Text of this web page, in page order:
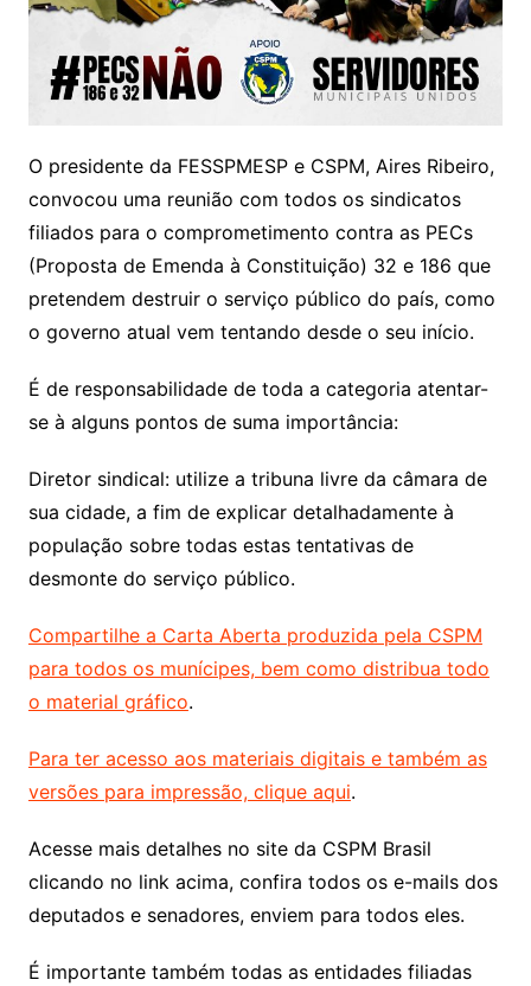
O presidente da FESSPMESP e CSPM, Aires Ribeiro,
convocou uma reunião com todos os sindicatos
filiados para o comprometimento contra as PECs
(Proposta de Emenda à Constituição) 32 e 186 que
pretendem destruir o serviço público do país, como
o governo atual vem tentando desde o seu início.
É de responsabilidade de toda a categoria atentar-
se à alguns pontos de suma importância:
Diretor sindical: utilize a tribuna livre da câmara de
sua cidade, a fim de explicar detalhadamente à
população sobre todas estas tentativas de
desmonte do serviço público.
Compartilhe a Carta Aberta produzida pela CSPM
para todos os munícipes, bem como distribua todo
o material gráfico.
Para ter acesso aos materiais digitais e também as
versões para impressão, clique aqui.
Acesse mais detalhes no site da CSPM Brasil
clicando no link acima, confira todos os e-mails dos
deputados e senadores, enviem para todos eles.
É importante também todas as entidades filiadas